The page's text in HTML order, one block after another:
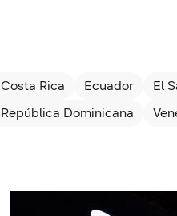
Costa Rica Ecuador El
República Dominicana